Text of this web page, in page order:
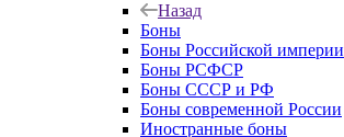
Назад
Боны
Боны Российской империи
Боны РСФСР
Боны СССР и РФ
Боны современной России
Иностранные боны